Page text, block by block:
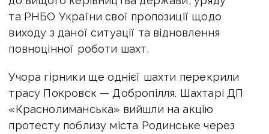
та РНБО України свої пропозиції щодо
виходу з даної ситуації та відновлення
повноцінної роботи шахт.
Учора гірники ще однієї шахти перекрили
трасу Покровск — Добропілля. Шахтарі ДП
«Краснолиманська» вийшли на акцію
протесту поблизу міста Родинське через